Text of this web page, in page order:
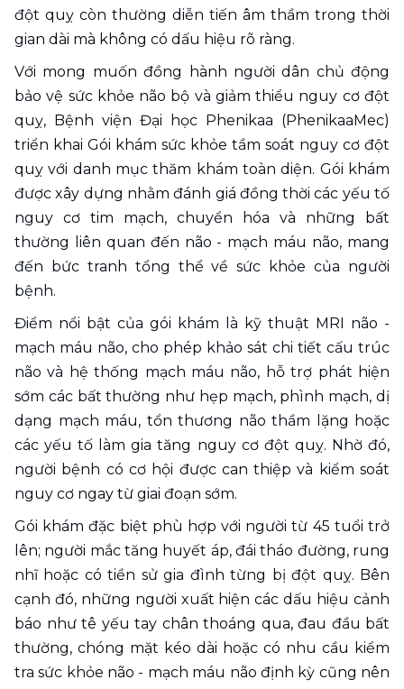
đột quỵ còn thường diễn tiến âm thầm trong thời
gian dài mà không có dấu hiệu rõ ràng.
Với mong muốn đồng hành người dân chủ động
bảo vệ sức khỏe não bộ và giảm thiểu nguy cơ đột
quỵ, Bệnh viện Đại học Phenikaa (PhenikaaMec)
triển khai Gói khám sức khỏe tầm soát nguy cơ đột
quỵ với danh mục thăm khám toàn diện. Gói khám
được xây dựng nhằm đánh giá đồng thời các yếu tố
nguy cơ tim mạch, chuyển hóa và những bất
thường liên quan đến não - mạch máu não, mang
đến bức tranh tổng thể về sức khỏe của người
bệnh.
Điểm nổi bật của gói khám là kỹ thuật MRI não -
mạch máu não, cho phép khảo sát chi tiết cấu trúc
não và hệ thống mạch máu não, hỗ trợ phát hiện
sớm các bất thường như hẹp mạch, phình mạch, dị
dạng mạch máu, tổn thương não thầm lặng hoặc
các yếu tố làm gia tăng nguy cơ đột quỵ. Nhờ đó,
người bệnh có cơ hội được can thiệp và kiểm soát
nguy cơ ngay từ giai đoạn sớm.
Gói khám đặc biệt phù hợp với người từ 45 tuổi trở
lên; người mắc tăng huyết áp, đái tháo đường, rung
nhĩ hoặc có tiền sử gia đình từng bị đột quỵ. Bên
cạnh đó, những người xuất hiện các dấu hiệu cảnh
báo như tê yếu tay chân thoáng qua, đau đầu bất
thường, chóng mặt kéo dài hoặc có nhu cầu kiểm
tra sức khỏe não - mạch máu não định kỳ cũng nên